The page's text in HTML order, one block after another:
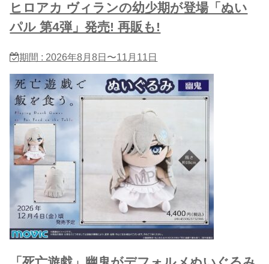
ヒロアカ ヴィランの幼少期が登場「ぬい
パル 第4弾」発売! 再販も!
期間 : 2026年8月8日〜11月11日